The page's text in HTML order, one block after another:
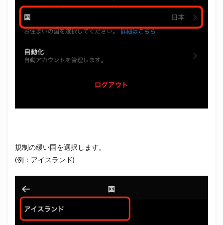
規制の緩い国を選択します。
(例：アイスランド)